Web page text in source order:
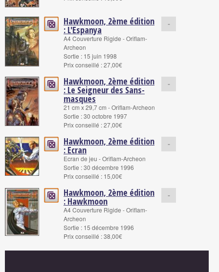
Hawkmoon, 2ème édition
: L'Espanya
A4 Couverture Rigide - Oriflam-
Archeon
Sortie : 15 juin 1998
Prix conseillé : 27,00€
-
Hawkmoon, 2ème édition
: Le Seigneur des Sans-
masques
21 cm x 29,7 cm - Oriflam-Archeon
Sortie : 30 octobre 1997
Prix conseillé : 27,00€
-
Hawkmoon, 2ème édition
: Ecran
Ecran de jeu - Oriflam-Archeon
Sortie : 30 décembre 1996
Prix conseillé : 15,00€
-
Hawkmoon, 2ème édition
: Hawkmoon
A4 Couverture Rigide - Oriflam-
Archeon
Sortie : 15 décembre 1996
Prix conseillé : 38,00€
-